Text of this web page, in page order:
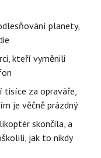
planety,
kteří vyměnili
tisíce za opraváře,
je věčně prázdný
skončila, a
jak to nikdy